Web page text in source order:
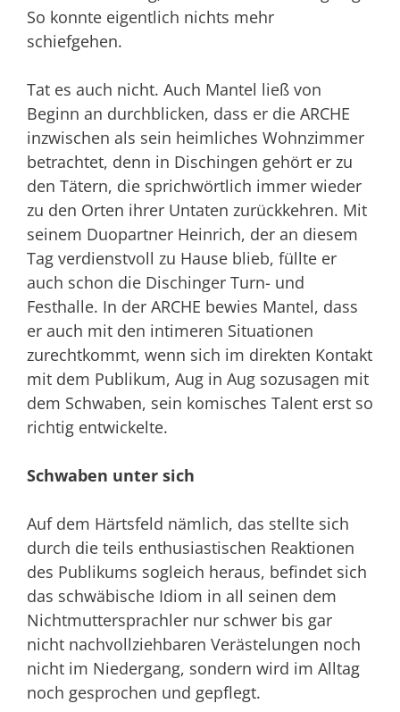
So konnte eigentlich nichts mehr
schiefgehen.
Tat es auch nicht. Auch Mantel ließ von
Beginn an durchblicken, dass er die ARCHE
inzwischen als sein heimliches Wohnzimmer
betrachtet, denn in Dischingen gehört er zu
den Tätern, die sprichwörtlich immer wieder
zu den Orten ihrer Untaten zurückkehren. Mit
seinem Duopartner Heinrich, der an diesem
Tag verdienstvoll zu Hause blieb, füllte er
auch schon die Dischinger Turn- und
Festhalle. In der ARCHE bewies Mantel, dass
er auch mit den intimeren Situationen
zurechtkommt, wenn sich im direkten Kontakt
mit dem Publikum, Aug in Aug sozusagen mit
dem Schwaben, sein komisches Talent erst so
richtig entwickelte.
Schwaben unter sich
Auf dem Härtsfeld nämlich, das stellte sich
durch die teils enthusiastischen Reaktionen
des Publikums sogleich heraus, befindet sich
das schwäbische Idiom in all seinen dem
Nichtmuttersprachler nur schwer bis gar
nicht nachvollziehbaren Verästelungen noch
nicht im Niedergang, sondern wird im Alltag
noch gesprochen und gepflegt.